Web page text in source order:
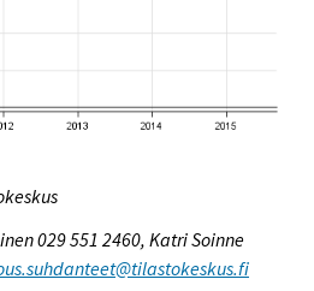
029 551 2460, Katri Soinne